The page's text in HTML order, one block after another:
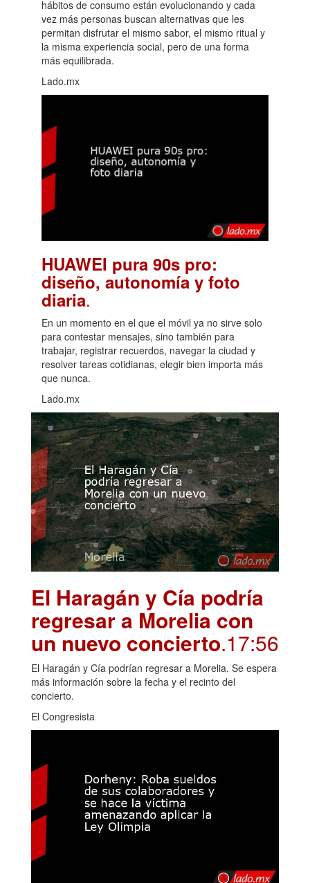
hábitos de consumo están evolucionando y cada
vez más personas buscan alternativas que les
permitan disfrutar el mismo sabor, el mismo ritual y
la misma experiencia social, pero de una forma
más equilibrada.
Lado.mx
HUAWEI pura 90s pro:
diseño, autonomía y foto
diaria.
En un momento en el que el móvil ya no sirve solo
para contestar mensajes, sino también para
trabajar, registrar recuerdos, navegar la ciudad y
resolver tareas cotidianas, elegir bien importa más
que nunca.
Lado.mx
El Haragán y Cía podría
regresar a Morelia con
un nuevo concierto.17:56
El Haragán y Cía podrían regresar a Morelia. Se espera
más información sobre la fecha y el recinto del
concierto.
El Congresista